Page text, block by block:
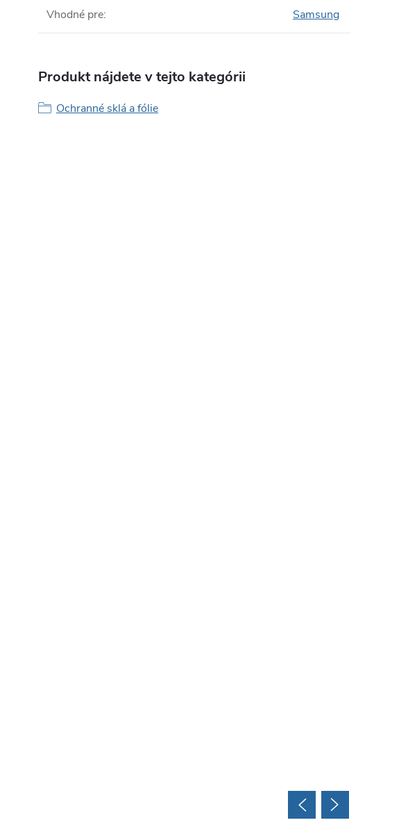
Vhodné pre: Samsung
Produkt nájdete v tejto kategórii
Ochranné sklá a fólie